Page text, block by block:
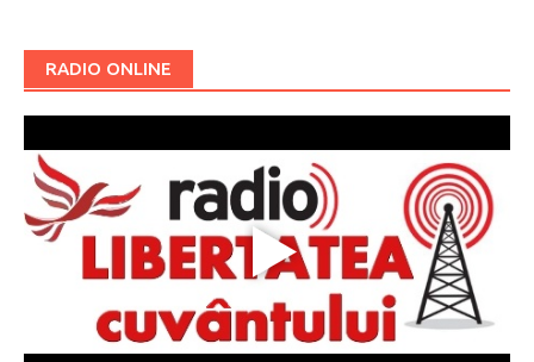
RADIO ONLINE